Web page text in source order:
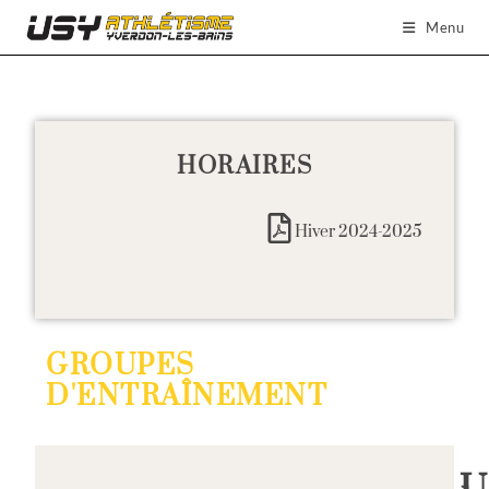
Menu
HORAIRES
Hiver 2024-2025
GROUPES
D'ENTRAÎNEMENT